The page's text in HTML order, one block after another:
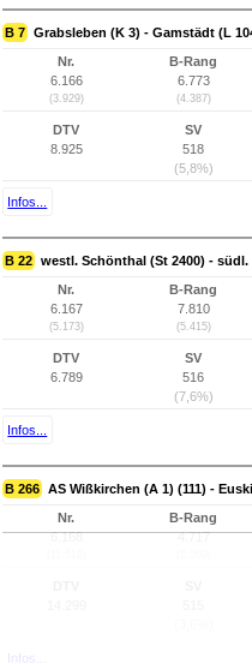
B 7 Grabsleben (K 3) - Gamstädt (L
Nr.
6.166
(3.929)
B-Rang
6.773
(4.387)
DTV
8.925
SV
518
(5,8%)
Infos...
B 22 westl. Schönthal (St 2400) -
Nr.
6.167
(5.173)
B-Rang
7.810
(5.415)
DTV
6.789
SV
516
(7,6%)
Infos...
B 266 AS Wißkirchen (A 1) (111) -
Nr.
6.168
B-Rang
4.717
Infos...